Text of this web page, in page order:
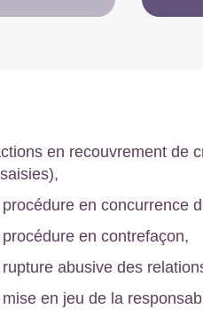
en recouvrement de
procédure en concurrence
procédure en contrefaçon,
rupture abusive des
mise en jeu de la